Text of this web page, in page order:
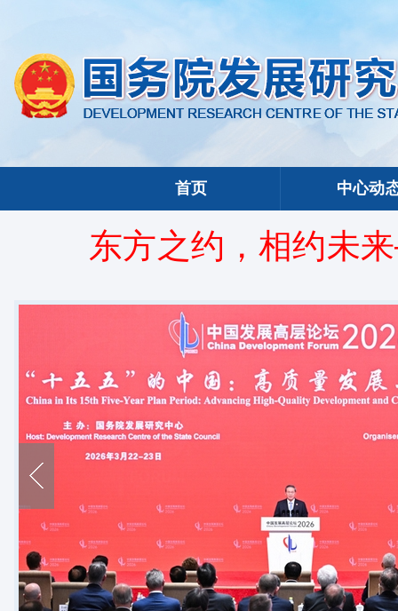
首页 中心动
东方之约，相约未